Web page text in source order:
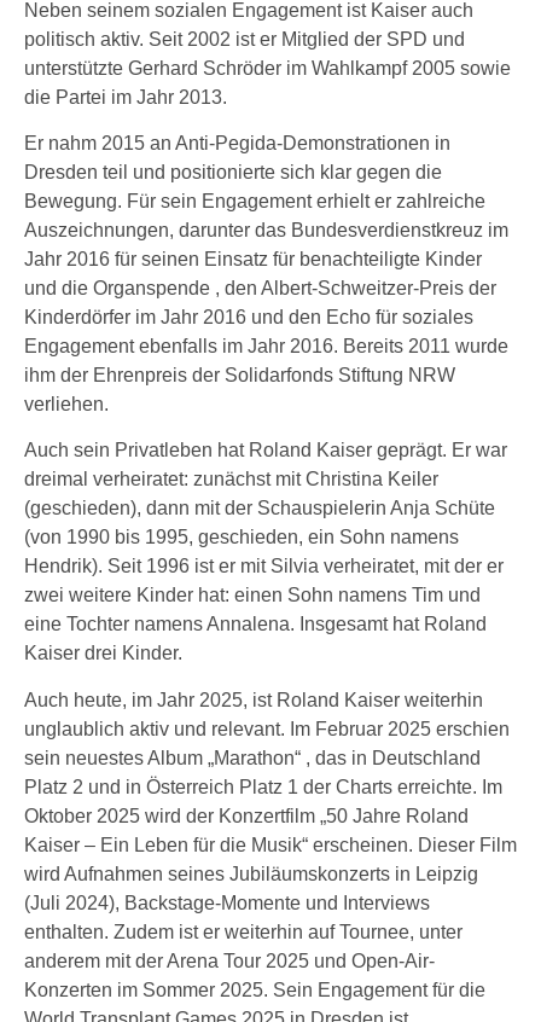
Neben seinem sozialen Engagement ist Kaiser auch
politisch aktiv. Seit 2002 ist er Mitglied der SPD und
unterstützte Gerhard Schröder im Wahlkampf 2005 sowie
die Partei im Jahr 2013.
Er nahm 2015 an Anti-Pegida-Demonstrationen in
Dresden teil und positionierte sich klar gegen die
Bewegung. Für sein Engagement erhielt er zahlreiche
Auszeichnungen, darunter das Bundesverdienstkreuz im
Jahr 2016 für seinen Einsatz für benachteiligte Kinder
und die Organspende , den Albert-Schweitzer-Preis der
Kinderdörfer im Jahr 2016 und den Echo für soziales
Engagement ebenfalls im Jahr 2016. Bereits 2011 wurde
ihm der Ehrenpreis der Solidarfonds Stiftung NRW
verliehen.
Auch sein Privatleben hat Roland Kaiser geprägt. Er war
dreimal verheiratet: zunächst mit Christina Keiler
(geschieden), dann mit der Schauspielerin Anja Schüte
(von 1990 bis 1995, geschieden, ein Sohn namens
Hendrik). Seit 1996 ist er mit Silvia verheiratet, mit der er
zwei weitere Kinder hat: einen Sohn namens Tim und
eine Tochter namens Annalena. Insgesamt hat Roland
Kaiser drei Kinder.
Auch heute, im Jahr 2025, ist Roland Kaiser weiterhin
unglaublich aktiv und relevant. Im Februar 2025 erschien
sein neuestes Album „Marathon“ , das in Deutschland
Platz 2 und in Österreich Platz 1 der Charts erreichte. Im
Oktober 2025 wird der Konzertfilm „50 Jahre Roland
Kaiser – Ein Leben für die Musik“ erscheinen. Dieser Film
wird Aufnahmen seines Jubiläumskonzerts in Leipzig
(Juli 2024), Backstage-Momente und Interviews
enthalten. Zudem ist er weiterhin auf Tournee, unter
anderem mit der Arena Tour 2025 und Open-Air-
Konzerten im Sommer 2025. Sein Engagement für die